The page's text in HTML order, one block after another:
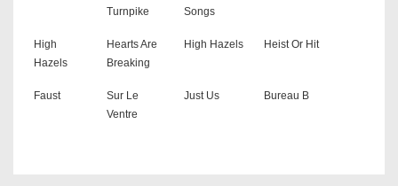
Turnpike
Songs
High
Hazels
Hearts Are
Breaking
High Hazels Heist Or Hit
Faust
Sur Le
Ventre
Just Us Bureau B